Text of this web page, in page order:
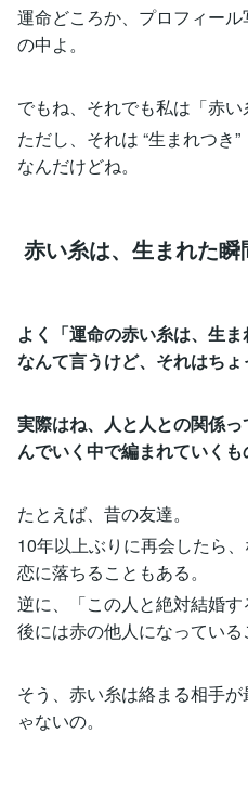
運命どころか、プロフィー
の中よ。
でもね、それでも私は「赤い
ただし、それは “生まれつき
なんだけどね。
赤い糸は、生まれた
よく「運命の赤い糸は、生
なんて言うけど、それはちょ
実際はね、人と人との関係
んでいく中で編まれていくも
たとえば、昔の友達。
10年以上ぶりに再会したら、
恋に落ちることもある。
逆に、「この人と絶対結婚
後には赤の他人になっている
そう、赤い糸は絡まる相手
ゃないの。